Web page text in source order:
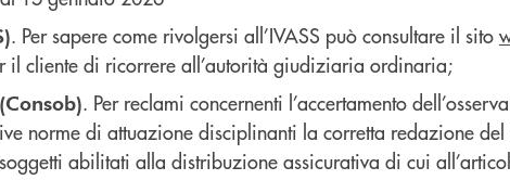
. Per sapere come rivolgersi all’IVASS può consultare il sito
il cliente di ricorrere all’autorità giudiziaria ordinaria;
. Per reclami concernenti l’accertamento
norme di attuazione disciplinanti la corretta redazione
abilitati alla distribuzione assicurativa di cui